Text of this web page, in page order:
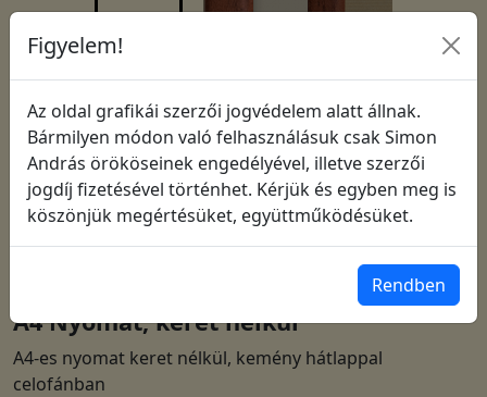
A4 Nyomat, keret nélkül
A4-es nyomat keret nélkül, kemény hátlappal
celofánban
Figyelem!
Az oldal grafikái szerzői jogvédelem alatt állnak.
Bármilyen módon való felhasználásuk csak Simon
András örököseinek engedélyével, illetve szerzői
jogdíj fizetésével történhet. Kérjük és egyben meg is
köszönjük megértésüket, együttműködésüket.
Rendben